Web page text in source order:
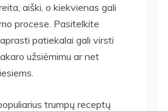
aiški, o kiekvienas gali
procese. Pasitelkite
patiekalai gali virsti
užsiėmimu ar net
trumpų receptų